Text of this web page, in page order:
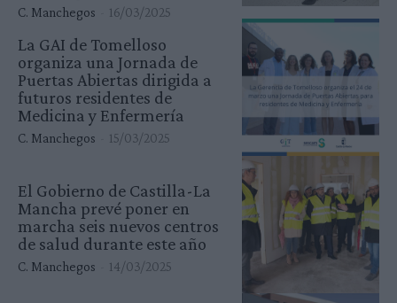
C. Manchegos 16/03/2025
La GAI de Tomelloso
organiza una Jornada de
Puertas Abiertas dirigida a
futuros residentes de
Medicina y Enfermería
C. Manchegos 15/03/2025
El Gobierno de Castilla-La
Mancha prevé poner en
marcha seis nuevos centros
de salud durante este año
C. Manchegos 14/03/2025